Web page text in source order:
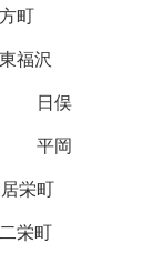
町
東福沢
日俣
平岡
栄町
栄町